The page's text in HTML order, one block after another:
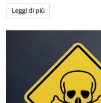
Leggi di più